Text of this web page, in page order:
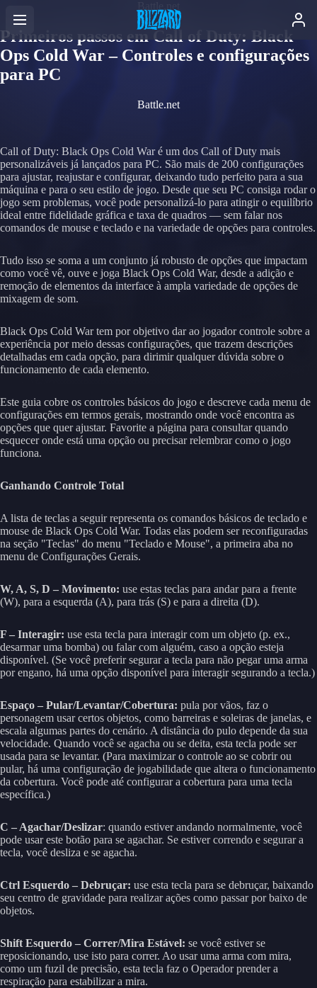
Primeiros passos em Call of Duty: Black
Ops Cold War – Controles e configurações
para PC
Battle.net
Call of Duty: Black Ops Cold War é um dos Call of Duty mais
personalizáveis já lançados para PC. São mais de 200 configurações
para ajustar, reajustar e configurar, deixando tudo perfeito para a sua
máquina e para o seu estilo de jogo. Desde que seu PC consiga rodar o
jogo sem problemas, você pode personalizá-lo para atingir o equilíbrio
ideal entre fidelidade gráfica e taxa de quadros — sem falar nos
comandos de mouse e teclado e na variedade de opções para controles.
Tudo isso se soma a um conjunto já robusto de opções que impactam
como você vê, ouve e joga Black Ops Cold War, desde a adição e
remoção de elementos da interface à ampla variedade de opções de
mixagem de som.
Black Ops Cold War tem por objetivo dar ao jogador controle sobre a
experiência por meio dessas configurações, que trazem descrições
detalhadas em cada opção, para dirimir qualquer dúvida sobre o
funcionamento de cada elemento.
Este guia cobre os controles básicos do jogo e descreve cada menu de
configurações em termos gerais, mostrando onde você encontra as
opções que quer ajustar. Favorite a página para consultar quando
esquecer onde está uma opção ou precisar relembrar como o jogo
funciona.
Ganhando Controle Total
A lista de teclas a seguir representa os comandos básicos de teclado e
mouse de Black Ops Cold War. Todas elas podem ser reconfiguradas
na seção "Teclas" do menu "Teclado e Mouse", a primeira aba no
menu de Configurações Gerais.
W, A, S, D – Movimento: use estas teclas para andar para a frente
(W), para a esquerda (A), para trás (S) e para a direita (D).
F – Interagir: use esta tecla para interagir com um objeto (p. ex.,
desarmar uma bomba) ou falar com alguém, caso a opção esteja
disponível. (Se você preferir segurar a tecla para não pegar uma arma
por engano, há uma opção disponível para interagir segurando a tecla.)
Espaço – Pular/Levantar/Cobertura: pula por vãos, faz o
personagem usar certos objetos, como barreiras e soleiras de janelas, e
escala algumas partes do cenário. A distância do pulo depende da sua
velocidade. Quando você se agacha ou se deita, esta tecla pode ser
usada para se levantar. (Para maximizar o controle ao se cobrir ou
pular, há uma configuração de jogabilidade que altera o funcionamento
da cobertura. Você pode até configurar a cobertura para uma tecla
específica.)
C – Agachar/Deslizar: quando estiver andando normalmente, você
pode usar este botão para se agachar. Se estiver correndo e segurar a
tecla, você desliza e se agacha.
Ctrl Esquerdo – Debruçar: use esta tecla para se debruçar, baixando
seu centro de gravidade para realizar ações como passar por baixo de
objetos.
Shift Esquerdo – Correr/Mira Estável: se você estiver se
reposicionando, use isto para correr. Ao usar uma arma com mira,
como um fuzil de precisão, esta tecla faz o Operador prender a
respiração para estabilizar a mira.